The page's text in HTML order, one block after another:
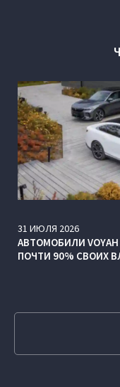
31 ИЮЛЯ 2026
АВТОМОБИЛИ
ПОЧТИ 90% СВОИХ